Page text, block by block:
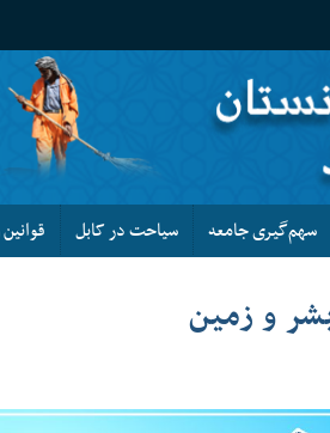
سهم‌گیری جامعه سیاحت در کابل
و زمین